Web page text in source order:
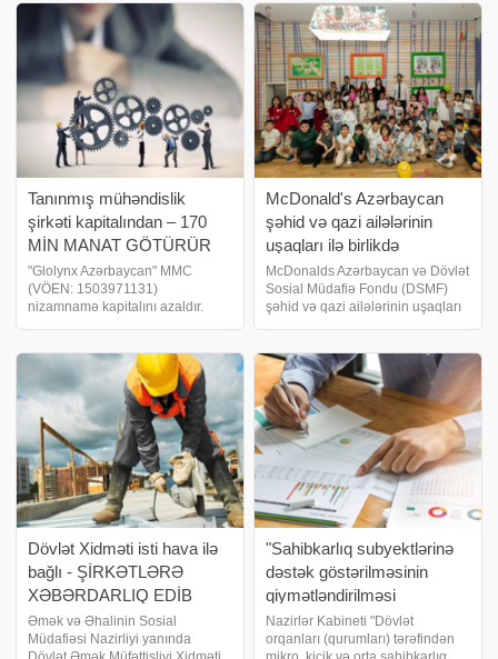
Tanınmış mühəndislik
şirkəti kapitalından – 170
MİN MANAT GÖTÜRÜR
"Glolynx Azərbaycan" MMC
(VÖEN: 1503971131)
nizamnamə kapitalını azaldır.
nizamnamə kapitalı 170 min
manat azaldılaraq 330 min manat
həcmində saxlanılır
McDonald's Azərbaycan
şəhid və qazi ailələrinin
uşaqları ilə birlikdə
Uşaqların Beynəlxalq
Müdafiəsi Gününü qeyd
edib - FOTO
McDonalds Azərbaycan və Dövlət
Sosial Müdafiə Fondu (DSMF)
şəhid və qazi ailələrinin uşaqları
Gününü yenidən birlikdə qeyd
ediblər. McDonalds-ın Şüvəlan
qəsəbəsind
Dövlət Xidməti isti hava ilə
bağlı - ŞİRKƏTLƏRƏ
XƏBƏRDARLIQ EDİB
Əmək və Əhalinin Sosial
Müdafiəsi Nazirliyi yanında
"Sahibkarlıq subyektlərinə
dəstək göstərilməsinin
qiymətləndirilməsi
Qaydaları" təsdiq edilib
Nazirlər Kabineti "Dövlət
orqanları (qurumları) tərəfindən